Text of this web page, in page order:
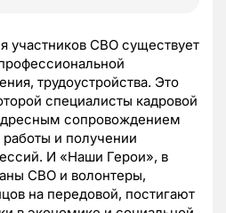
участников СВО существует
трудоустройства. Это
специалисты кадровой
сопровождением
и получении
И «Наши Герои», в
СВО и волонтеры,
на передовой, постигают